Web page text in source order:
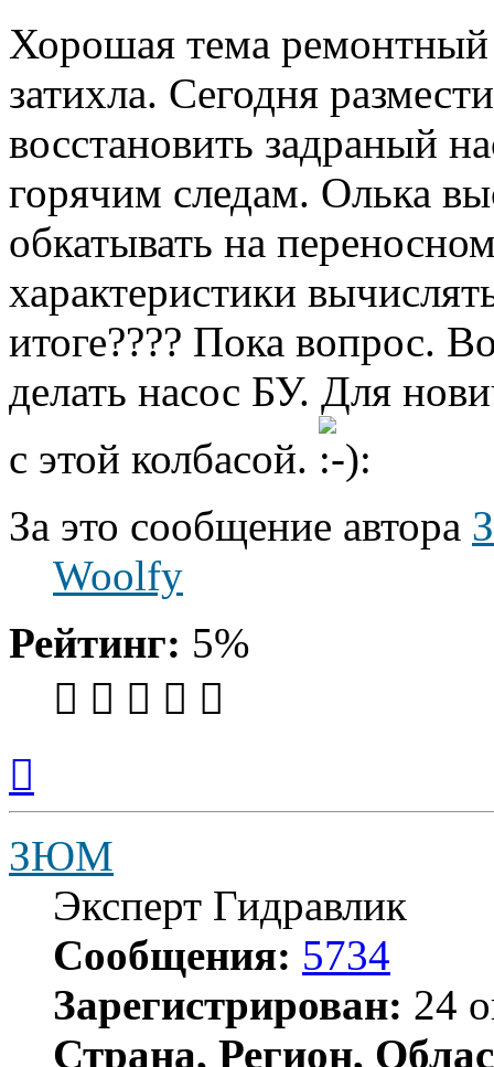
Хорошая тема
затихла. Сегодня
восстановить задраный
горячим следам. Олька
обкатывать на
характеристики
итоге???? Пока вопрос.
делать насос БУ. Для
с этой колбасой.
За это сообщение автора
Woolfy
Рейтинг: 5%
началу
ЗЮМ
Эксперт Гидравлик
Сообщения: 5734
Зарегистрирован: 24
Страна, Регион,